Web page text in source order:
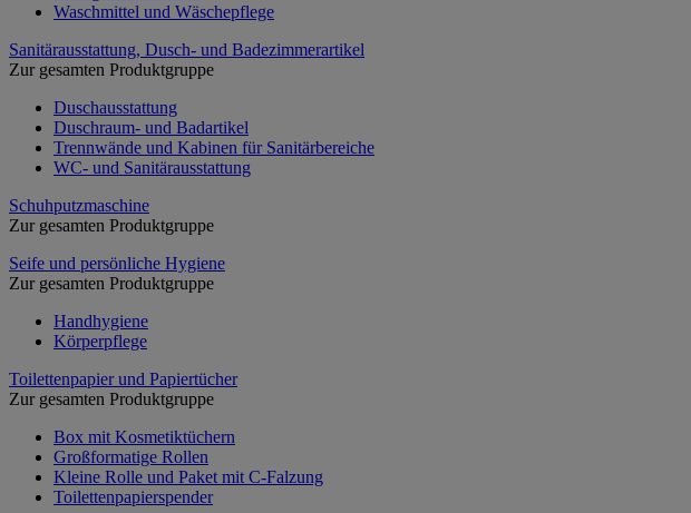
Waschmittel und Wäschepflege
Sanitärausstattung, Dusch- und Badezimmerartikel
Zur gesamten Produktgruppe
Duschausstattung
Duschraum- und Badartikel
Trennwände und Kabinen für Sanitärbereiche
WC- und Sanitärausstattung
Schuhputzmaschine
Zur gesamten Produktgruppe
Seife und persönliche Hygiene
Zur gesamten Produktgruppe
Handhygiene
Körperpflege
Toilettenpapier und Papiertücher
Zur gesamten Produktgruppe
Box mit Kosmetiktüchern
Großformatige Rollen
Kleine Rolle und Paket mit C-Falzung
Toilettenpapierspender